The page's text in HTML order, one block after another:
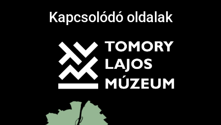
Kapcsolódó oldalak